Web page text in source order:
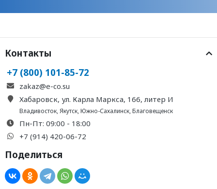
Контакты
+7 (800) 101-85-72
zakaz@e-co.su
Хабаровск, ул. Карла Маркса, 166, литер И
Владивосток,Якутск,Южно-Сахалинск,Благовещенск
Пн-Пт: 09:00 - 18:00
+7 (914) 420-06-72
Поделиться